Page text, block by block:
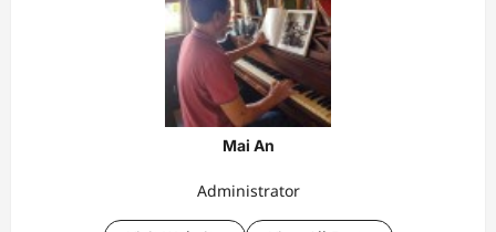
Mai An
Administrator